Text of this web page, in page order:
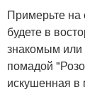
Примерьте на
будете в
знакомым
помадой
искушенная